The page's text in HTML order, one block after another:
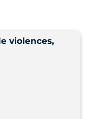
violences,